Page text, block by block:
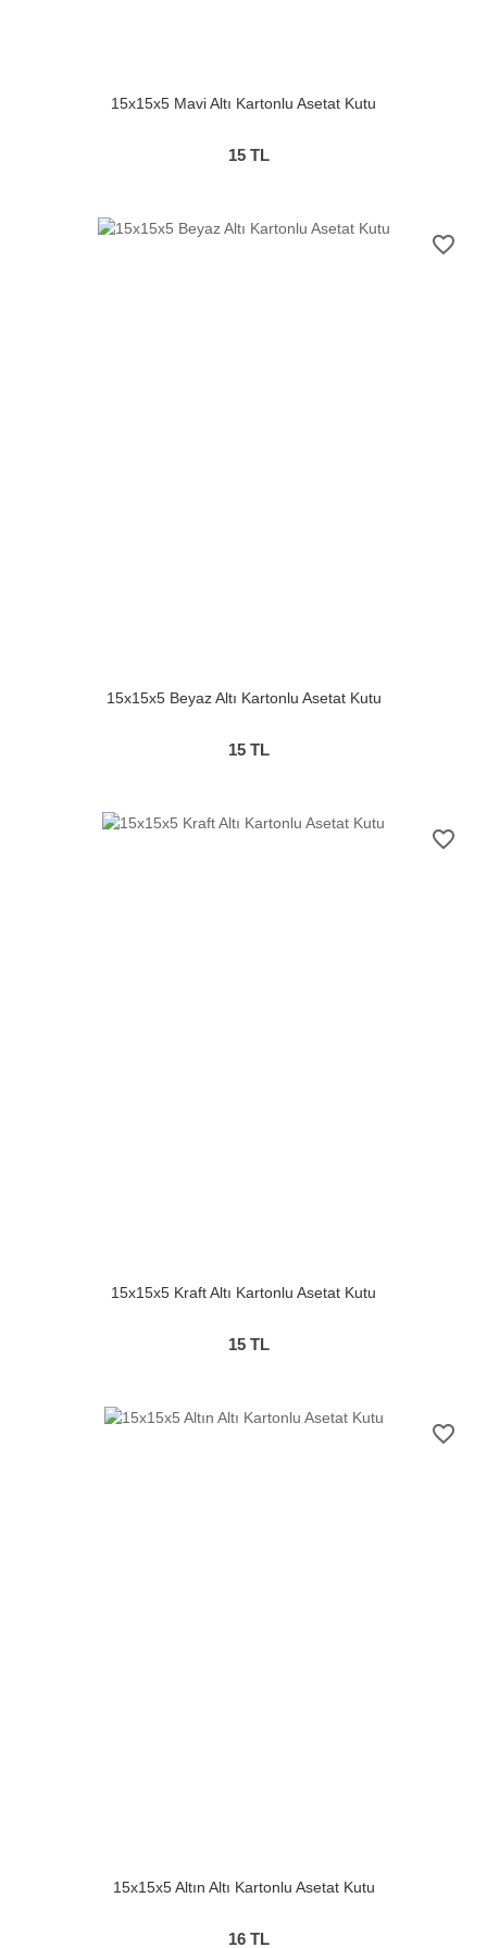
15x15x5 Mavi Altı Kartonlu Asetat Kutu
15 TL
favorite_border
15x15x5 Beyaz Altı Kartonlu Asetat Kutu
15 TL
favorite_border
15x15x5 Kraft Altı Kartonlu Asetat Kutu
15 TL
favorite_border
15x15x5 Altın Altı Kartonlu Asetat Kutu
16 TL